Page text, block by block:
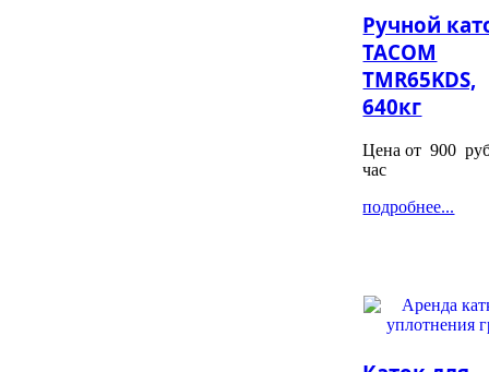
Ручной
TACOM
TMR65KDS,
640кг
Цена от900
час
подробнее...